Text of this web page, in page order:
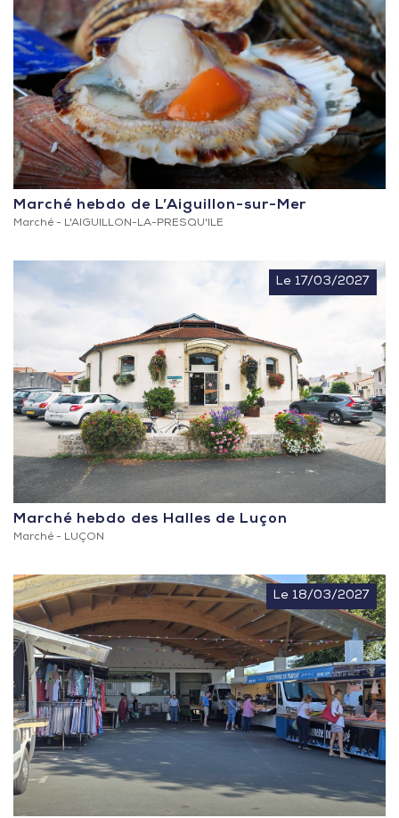
Marché hebdo de L’Aiguillon-sur-Mer
Marché - L'AIGUILLON-LA-PRESQU'ILE
Le 17/03/2027
Marché hebdo des Halles de Luçon
Marché - LUÇON
Le 18/03/2027